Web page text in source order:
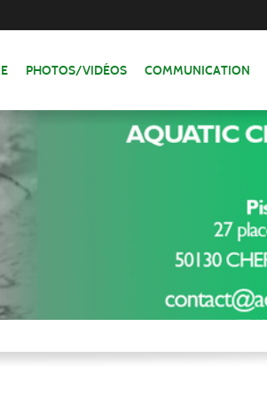
PHOTOS/VIDÉOS COMMUNICATION